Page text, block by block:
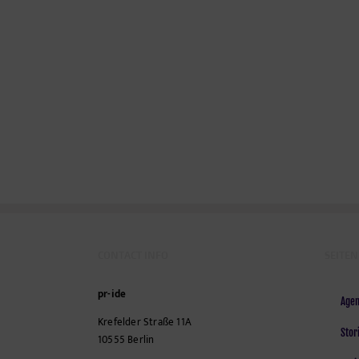
pr-ide
Krefelder Straße 11A
10555 Berlin